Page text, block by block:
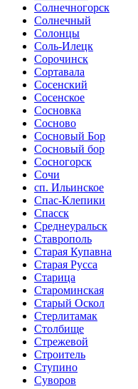
Солнечногорск
Солнечный
Солонцы
Соль-Илецк
Сорочинск
Сортавала
Сосенский
Сосенское
Сосновка
Сосново
Сосновый Бор
Сосновый бор
Сосногорск
Сочи
сп. Ильинское
Спас-Клепики
Спасск
Среднеуральск
Ставрополь
Старая Купавна
Старая Русса
Старица
Староминская
Старый Оскол
Стерлитамак
Столбище
Стрежевой
Строитель
Ступино
Суворов